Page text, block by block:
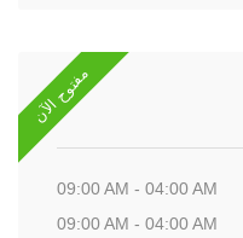
مفتوح الآن
09:00 AM - 04:00 AM
09:00 AM - 04:00 AM